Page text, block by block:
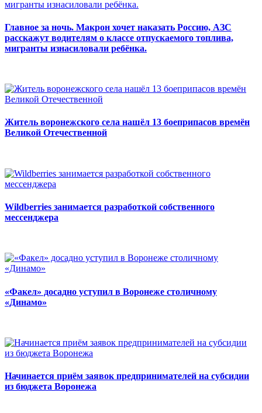
Главное за ночь. Макрон хочет наказать Россию, АЗС
расскажут водителям о классе отпускаемого топлива,
мигранты изнасиловали ребёнка.
Житель воронежского села нашёл 13 боеприпасов времён
Великой Отечественной
Wildberries занимается разработкой собственного
мессенджера
«Факел» досадно уступил в Воронеже столичному
«Динамо»
Начинается приём заявок предпринимателей на субсидии
из бюджета Воронежа